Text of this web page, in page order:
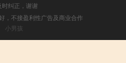
时纠正，谢谢
，不接盈利性广告及商业合作
小男孩